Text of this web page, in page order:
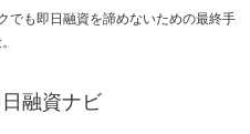
でも即日融資を諦めないための最終手
融資ナビ